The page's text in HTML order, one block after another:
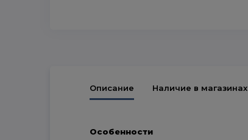
Описание Наличие в магазинах
Особенности